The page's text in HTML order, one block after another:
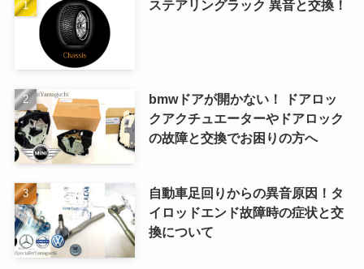
ステアリングラック 異音と交換！
bmwドアが開かない！ ドアロッ
クアクチュエーターやドアロック
の故障と交換でお困りの方へ
自動車足回りからの異音原因！タ
イロッドエンド故障時の症状と交
換について